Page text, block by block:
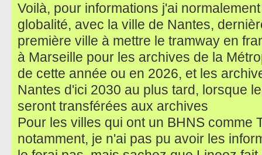
Voilà, pour informations j'ai
globalité, avec la ville de Nantes,
première ville à mettre le tramway en
à Marseille pour les archives de la
de cette année ou en 2026, et les
Nantes d'ici 2030 au plus tard, lorsque
seront transférées aux archives
Pour les villes qui ont un BHNS comme
notamment, je n'ai pas pu avoir les